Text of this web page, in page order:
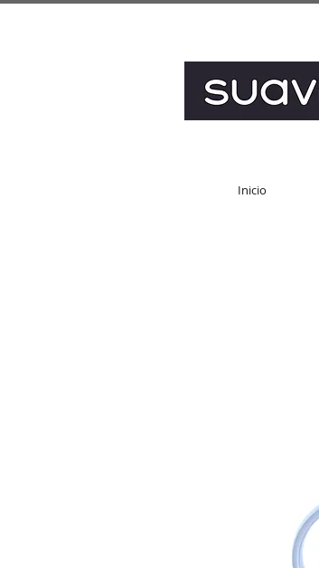
Inicio